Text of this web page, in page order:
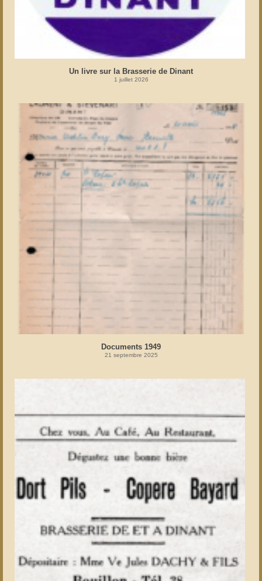
Un livre sur la Brasserie de Dinant
1 juillet 2026
Documents 1949
21 septembre 2025